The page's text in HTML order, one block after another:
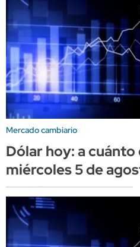
Mercado cambiario
Dólar hoy: a
miércoles 5 de